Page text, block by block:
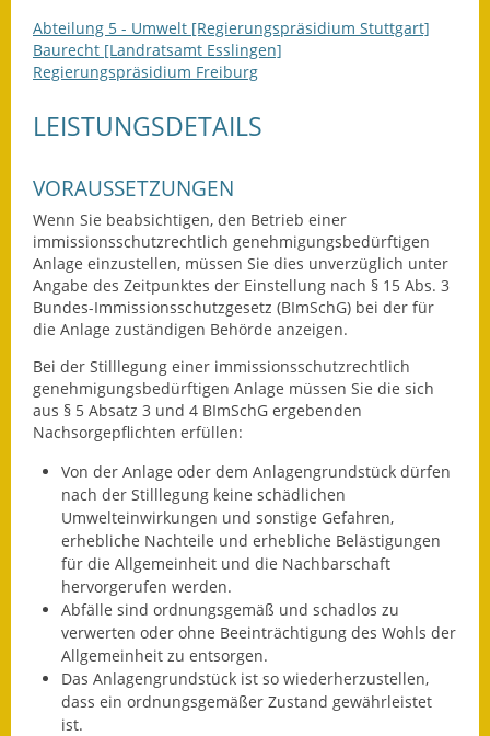
Eröffnungsbilanz
Getrennte
Grundsteuerreform
Jahresabschlüsse
Wasserversorgung
Heiraten in Notzingen
Mitarbeiter
Notruftafel
Ortsrecht
Wahlen
Was erledige ich wo?
Leben
Bauen und Wohnen
Baugebiete & Bauplätze
Abteilung 5 - Umwelt [Regierungspräsidium Stuttgart]
Baurecht [Landratsamt Esslingen]
Regierungspräsidium Freiburg
LEISTUNGSDETAILS
VORAUSSETZUNGEN
Wenn Sie beabsichtigen, den Betrieb einer
immissionsschutzrechtlich genehmigungsbedürftigen
Anlage einzustellen, müssen Sie dies unverzüglich unter
Angabe des Zeitpunktes der Einstellung nach § 15 Abs. 3
Bundes-Immissionsschutzgesetz (BImSchG) bei der für
die Anlage zuständigen Behörde anzeigen.
Bei der Stilllegung einer immissionsschutzrechtlich
genehmigungsbedürftigen Anlage müssen Sie die sich
aus § 5 Absatz 3 und 4 BImSchG ergebenden
Nachsorgepflichten erfüllen:
Von der Anlage oder dem Anlagengrundstück dürfen
nach der Stilllegung keine schädlichen
Umwelteinwirkungen und sonstige Gefahren,
erhebliche Nachteile und erhebliche Belästigungen
für die Allgemeinheit und die Nachbarschaft
hervorgerufen werden.
Abfälle sind ordnungsgemäß und schadlos zu
verwerten oder ohne Beeinträchtigung des Wohls der
Allgemeinheit zu entsorgen.
Das Anlagengrundstück ist so wiederherzustellen,
dass ein ordnungsgemäßer Zustand gewährleistet
ist.